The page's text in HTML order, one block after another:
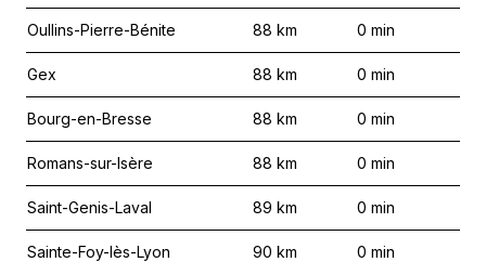
Oullins-Pierre-Bénite 88 km 0 min
Gex 88 km 0 min
Bourg-en-Bresse 88 km 0 min
Romans-sur-Isère 88 km 0 min
Saint-Genis-Laval 89 km 0 min
Sainte-Foy-lès-Lyon 90 km 0 min